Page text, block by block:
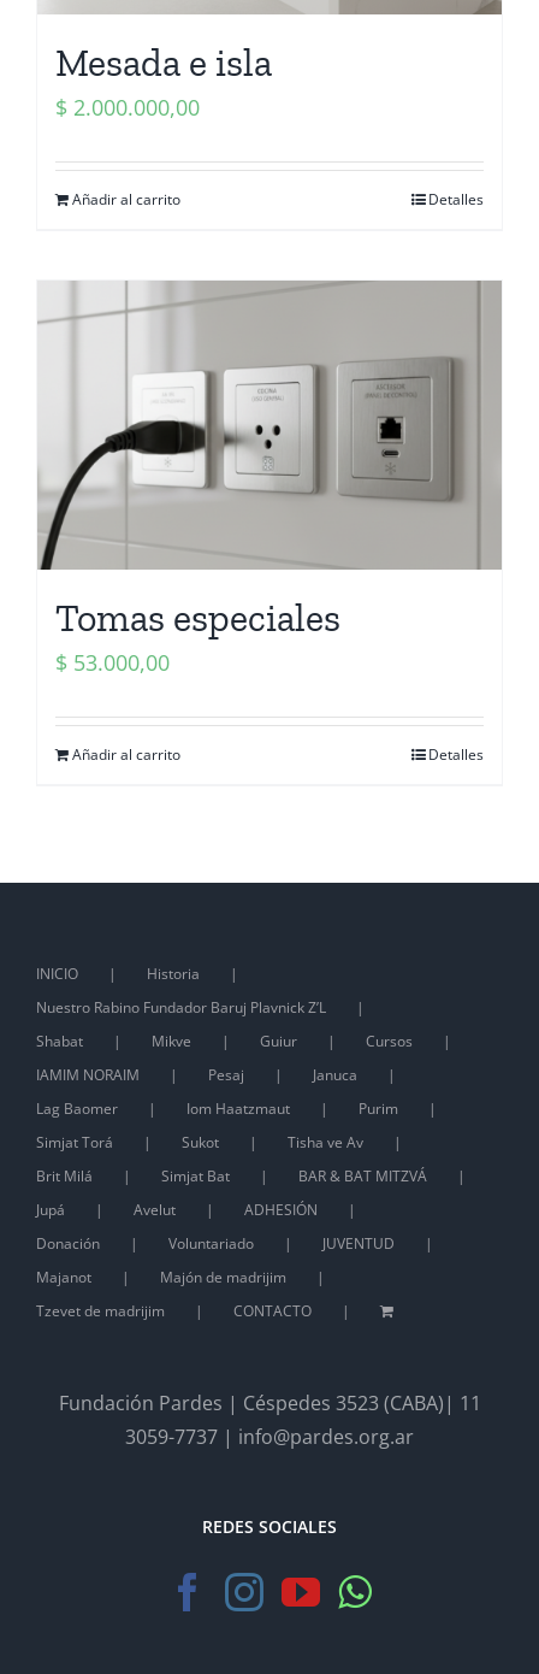
Mesada e isla
$ 2.000.000,00
Añadir al carrito Detalles
Tomas especiales
$ 53.000,00
Añadir al carrito Detalles
INICIO
Historia
Nuestro Rabino Fundador Baruj Plavnick Z’L
Shabat
Mikve Guiur
Cursos
IAMIM NORAIM
Pesaj
Januca
Lag Baomer
Iom Haatzmaut
Purim
Simjat Torá
Sukot
Tisha ve Av
Brit Milá
Simjat Bat
BAR & BAT MITZVÁ
Jupá
Avelut
ADHESIÓN
Donación
Voluntariado
JUVENTUD
Majanot
Majón de madrijim
Tzevet de madrijim
CONTACTO
Fundación Pardes | Céspedes 3523 (CABA)| 11
3059-7737 | info@pardes.org.ar
REDES SOCIALES